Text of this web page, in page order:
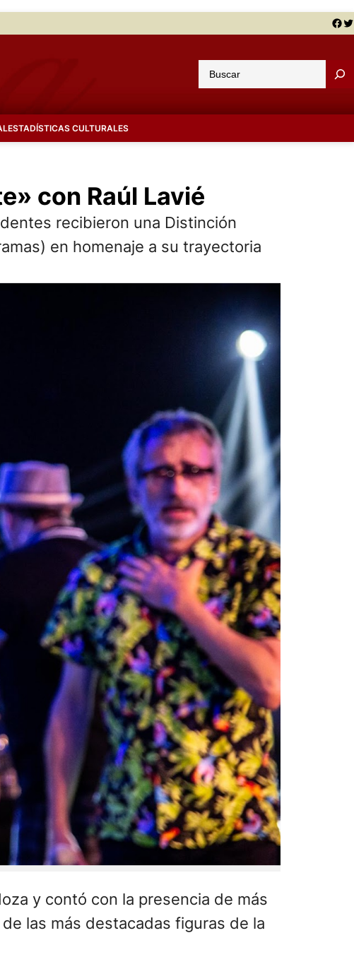
Facebook Twitter
u
a
ESTADÍSTICAS CULTURALES
con Raúl Lavié
recibieron una Distinción
en homenaje a su trayectoria
y contó con la presencia de más
las más destacadas figuras de la